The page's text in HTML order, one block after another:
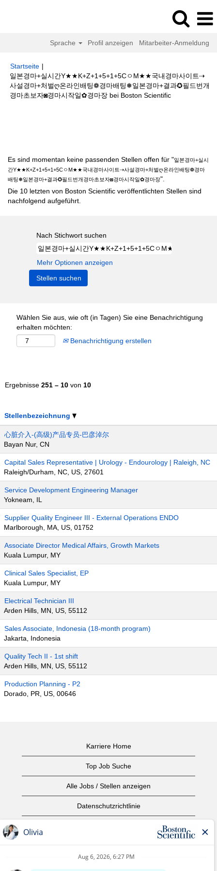
Sprache Profil anzeigen Mitarbeiter-Anmeldung
Startseite |
일본경마+실시간Y★★K+Z+1+5+1+5CㅇM★★국내경마사이트⇢
사설경마+처벌ღ온라인배팅❁경마배팅❅일본경마+결과✪필드번개
경마초보자◙경마시작일✿경마장 bei Boston Scientific(aktuelle
Es sind momentan keine passenden Stellen offen für "일본경마+실시
간Y★★K+Z+1+5+1+5CㅇM★★국내경마사이트⇢사설경마+처벌ღ온라인배팅❁경마
배팅❅일본경마+결과✪필드번개경마초보자◙경마시작일✿경마장".
Die 10 letzten von Boston Scientific veröffentlichten Stellen sind
nachfolgend aufgeführt.
Nach Stichwort suchen
Mehr Optionen anzeigen
Wählen Sie aus, wie oft (in Tagen) Sie eine Benachrichtigung
erhalten möchten:
Benachrichtigung erstellen
Ergebnisse 251 – 10 von 10
Stellenbezeichnung
心脏介入-(高级)产品专员-巴彦淖尔
Bayan Nur, CN
Capital Sales Representative | Urology - Endourology | Raleigh, NC
Raleigh/Durham, NC, US, 27601
Service Development Engineering Manager
Yokneam, IL
Supplier Quality Engineer III - External Operations ENDO
Marlborough, MA, US, 01752
Associate Director Medical Affairs, Growth Markets
Kuala Lumpur, MY
Clinical Sales Specialist, EP
Kuala Lumpur, MY
Electrical Technician III
Arden Hills, MN, US, 55112
Sales Associate, Indonesia (18-month program)
Jakarta, Indonesia
Quality Tech II - 1st shift
Arden Hills, MN, US, 55112
Production Planning - P2
Dorado, PR, US, 00646
Karriere Home
Top Job Suche
Alle Jobs / Stellen anzeigen
Datenschutzrichtlinie
Urheberrecht